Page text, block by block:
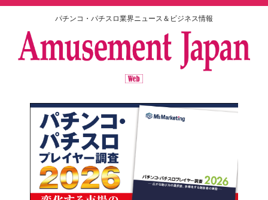
パチンコ・パチスロ業界ニュース＆ビジネス情報